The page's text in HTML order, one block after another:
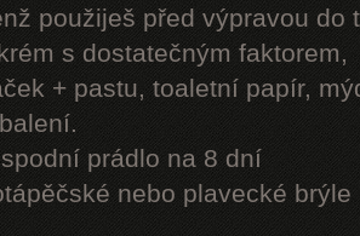
použiješ před výpravou do
s dostatečným faktorem,
+ pastu, toaletní papír,
prádlo na 8 dní
nebo plavecké brýle